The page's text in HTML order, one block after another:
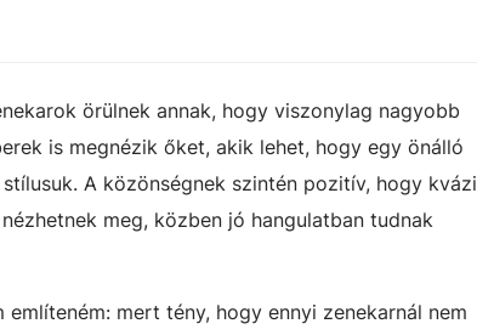
örülnek annak, hogy viszonylag nagyobb
is megnézik őket, akik lehet, hogy egy önálló
A közönségnek szintén pozitív, hogy kvázi
meg, közben jó hangulatban tudnak
mert tény, hogy ennyi zenekarnál nem